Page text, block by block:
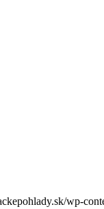
wp-